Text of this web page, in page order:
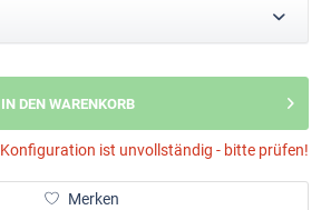
IN DEN WARENKORB
Konfiguration ist unvollständig - bitte prüfen!
Merken